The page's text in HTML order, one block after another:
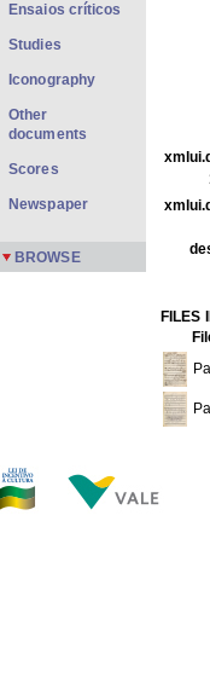
FILES
Ensaios críticos
Studies
Iconography
Other
documents
Scores
Newspaper
BROWSE